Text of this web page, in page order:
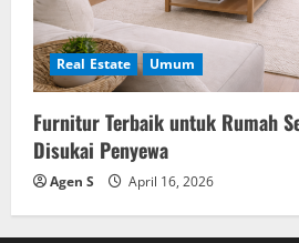
Real Estate Umum
Furnitur Terbaik untuk Rumah
Disukai Penyewa
Agen S April 16, 2026